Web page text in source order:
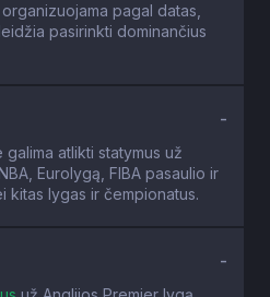
pagal datas,
pasirinkti dominančius
galima atlikti statymus už
Eurolygą, FIBA pasaulio ir
kitas lygas ir čempionatus.